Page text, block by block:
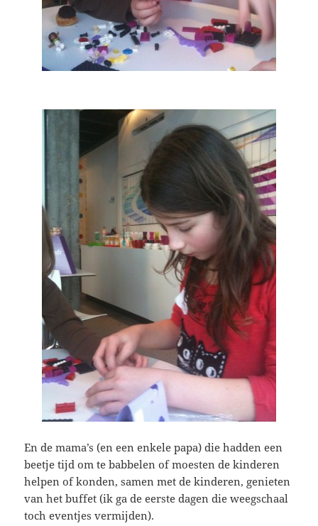
En de mama’s (en een enkele papa) die hadden een
beetje tijd om te babbelen of moesten de kinderen
helpen of konden, samen met de kinderen, genieten
van het buffet (ik ga de eerste dagen die weegschaal
toch eventjes vermijden).